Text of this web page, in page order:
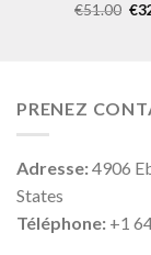
€51.00 €
PRENEZ
Adresse:4906
States
Téléphone: +1